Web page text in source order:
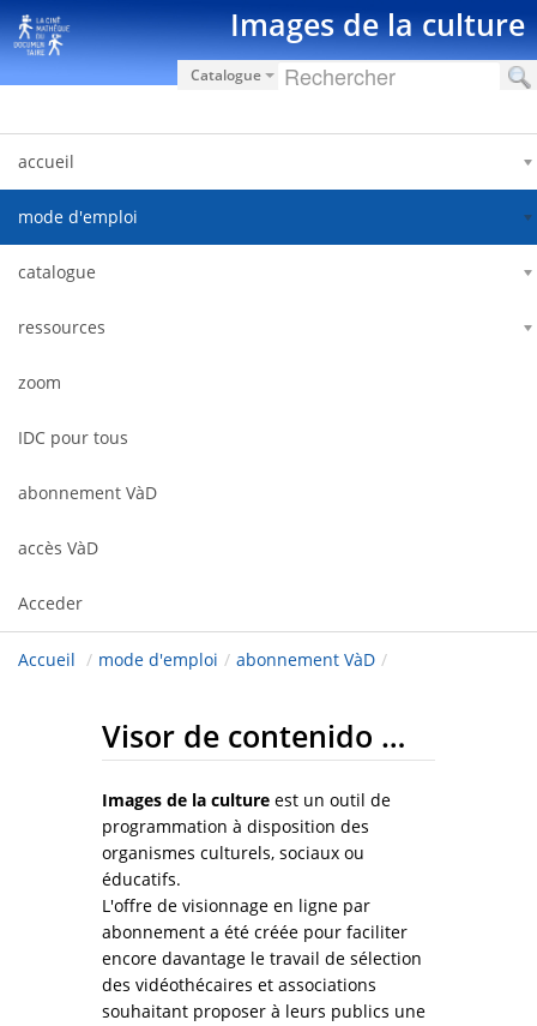
Saltar al contenido Images de la culture
Catalogue
accueil
mode d'emploi
catalogue
ressources
zoom
IDC pour tous
abonnement VàD
accès VàD
Acceder
Accueil / mode d'emploi / abonnement VàD /
Visor de contenido web
Images de la culture est un outil de
programmation à disposition des
organismes culturels, sociaux ou
éducatifs.
L'offre de visionnage en ligne par
abonnement a été créée pour faciliter
encore davantage le travail de sélection
des vidéothécaires et associations
souhaitant proposer à leurs publics une